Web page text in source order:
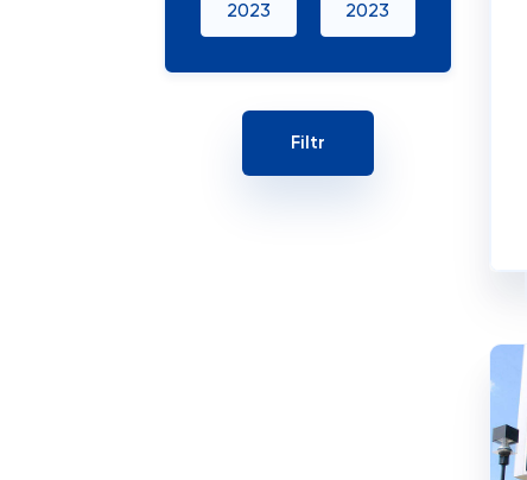
2023
2023